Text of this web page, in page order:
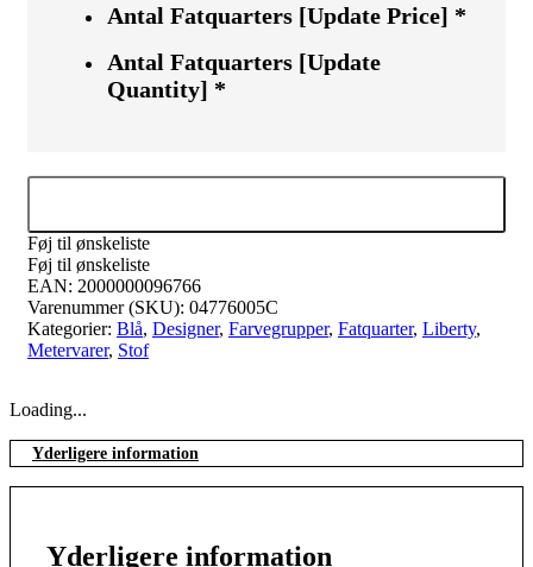
Antal Fatquarters [Update Price] *
Antal Fatquarters [Update
Quantity] *
Føj til ønskeliste
Føj til ønskeliste
EAN: 2000000096766
Varenummer (SKU): 04776005C
Kategorier: Blå, Designer, Farvegrupper, Fatquarter, Liberty,
Metervarer, Stof
Loading...
Yderligere information
Yderligere information